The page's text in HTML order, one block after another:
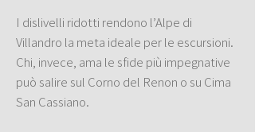
I dislivelli ridotti rendono l’Alpe di
Villandro la meta ideale per le escursioni.
Chi, invece, ama le sfide più impegnative
può salire sul Corno del Renon o su Cima
San Cassiano.